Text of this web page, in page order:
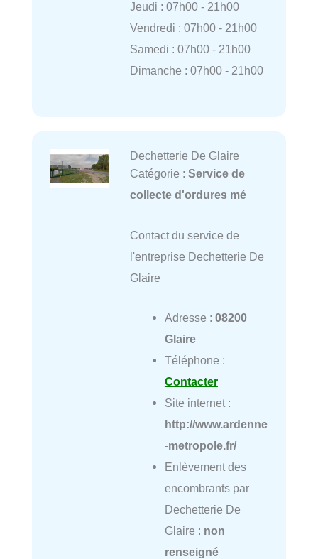
Jeudi : 07h00 - 21h00
Vendredi : 07h00 - 21h00
Samedi : 07h00 - 21h00
Dimanche : 07h00 - 21h00
Dechetterie De Glaire
Catégorie : Service de
collecte d'ordures mé
Contact du service de
l'entreprise Dechetterie De
Glaire
Adresse : 08200
Glaire
Téléphone :
Contacter
Site internet :
http://www.ardenne
-metropole.fr/
Enlèvement des
encombrants par
Dechetterie De
Glaire : non
renseigné